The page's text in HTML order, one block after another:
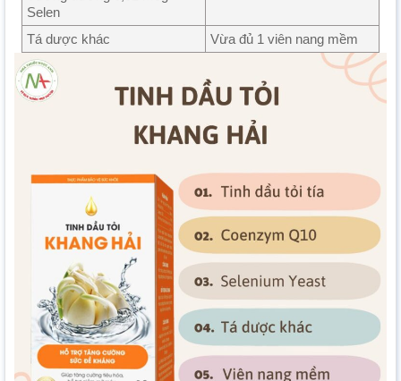
Selen
Tá dược khác Vừa đủ 1 viên nang mềm